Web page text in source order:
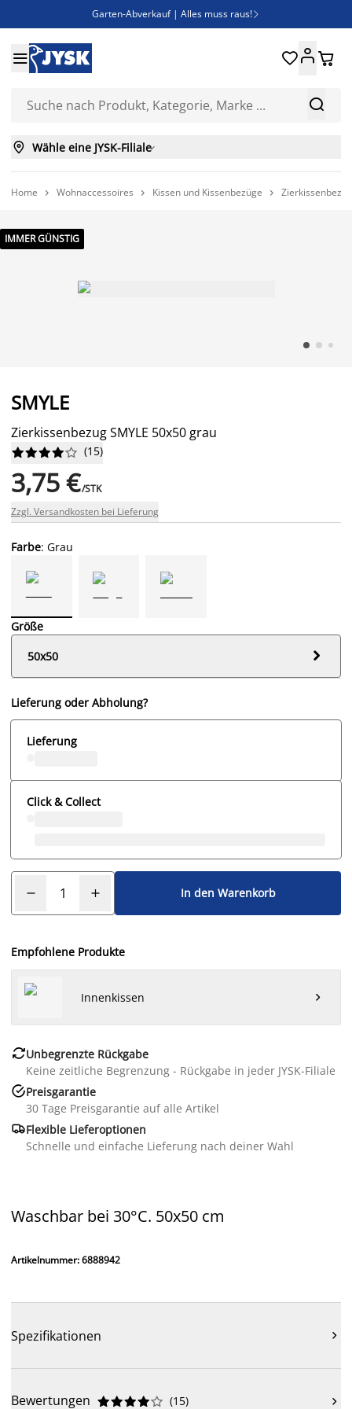
Garten-Abverkauf | Alles muss raus! 
Bist du Unternehmer? Entdecke JYSK-B2B
Esszimmerstuhl ADSLEV um nur 40€


 
 Wähle eine JYSK-Filiale
Home  Wohnaccessoires  Kissen und Kissenbezüge 
IMMER GÜNSTIG
SMYLE
Zierkissenbezug SMYLE 50x50 grau





 (15)
3,75 €/STK
Zzgl. Versandkosten bei Lieferung
Farbe: Grau
Größe
50x50

Lieferung oder Abholung?
Lieferung
Click & Collect
In den Warenkorb
Empfohlene Produkte
Innenkissen 
Unbegrenzte Rückgabe
Keine zeitliche Begrenzung - Rückgabe in jeder JYSK-Filiale
Preisgarantie
30 Tage Preisgarantie auf alle Artikel
Flexible Lieferoptionen
Schnelle und einfache Lieferung nach deiner Wahl
Waschbar bei 30°C. 50x50 cm
Artikelnummer: 6888942
Spezifikationen 
Bewertungen 




 (15) 